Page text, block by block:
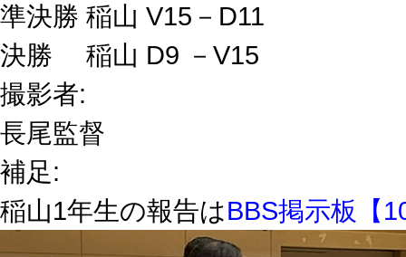
準決勝 稲山 V15－D11
決勝 稲山 D9 －V15
撮影者:
長尾監督
補足:
稲山1年生の報告はBBS掲示板【